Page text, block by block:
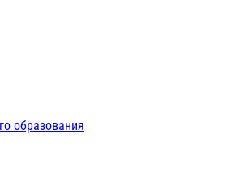
образования